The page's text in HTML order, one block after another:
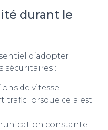
durant le
d’adopter
sécuritaires :
de vitesse.
trafic lorsque cela est
constante